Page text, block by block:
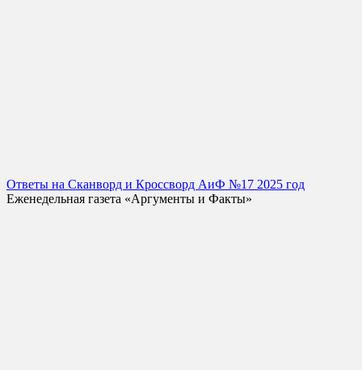
Ответы на Сканворд и Кроссворд АиФ №17 2025 год
Еженедельная газета «Аргументы и Факты»